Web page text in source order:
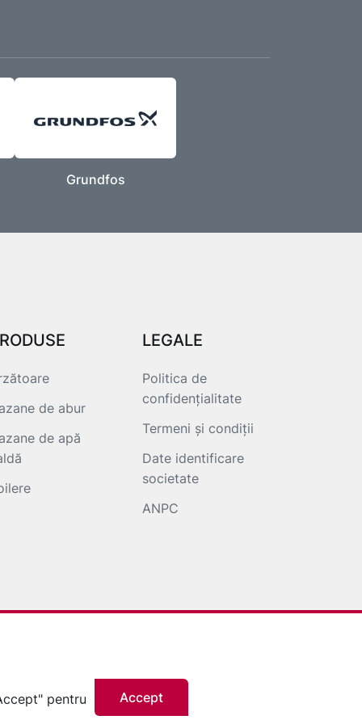
Grundfos
de abur
de apă
LEGALE
Politica de
confidențialitate
Termeni și condiții
Date identificare
societate
ANPC
pentru Accept